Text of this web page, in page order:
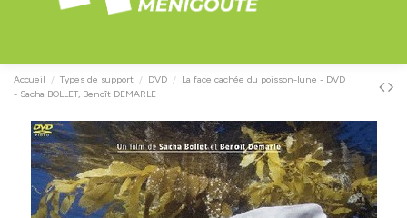
Accueil Types de support DVD
La face cachée du poisson-lune - DVD
- Sacha BOLLET, Benoît DEMARLE